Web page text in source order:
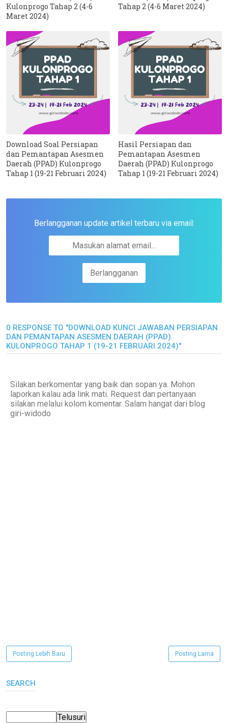
Kulonprogo Tahap 2 (4-6
Maret 2024)
Tahap 2 (4-6 Maret 2024)
Download Soal Persiapan
dan Pemantapan Asesmen
Daerah (PPAD) Kulonprogo
Tahap 1 (19-21 Februari 2024)
Hasil Persiapan dan
Pemantapan Asesmen
Daerah (PPAD) Kulonprogo
Tahap 1 (19-21 Februari 2024)
Berlangganan update artikel terbaru via email:
0 RESPONSE TO "DOWNLOAD KUNCI JAWABAN PERSIAPAN
DAN PEMANTAPAN ASESMEN DAERAH (PPAD)
KULONPROGO TAHAP 1 (19-21 FEBRUARI 2024)"
Silakan berkomentar yang baik dan sopan ya. Mohon
laporkan kalau ada link mati. Request dan pertanyaan
silakan melalui kolom komentar. Salam hangat dari blog
giri-widodo
Posting Lebih Baru Posting Lama
SEARCH